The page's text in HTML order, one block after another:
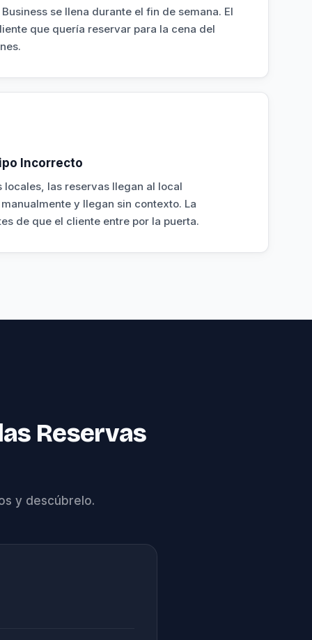
se llena durante el fin de semana. El
que quería reservar para la cena del
Incorrecto
locales, las reservas llegan al local
y llegan sin contexto. La
de que el cliente entre por la puerta.
Reservas
y descúbrelo.